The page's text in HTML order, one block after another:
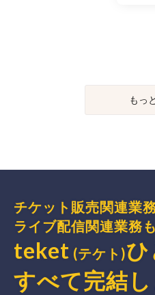
もっ
チケット販売関連業務
ライブ配信関連業務も
teket (テケト)ひ
すべて完結